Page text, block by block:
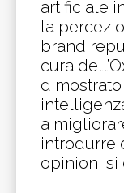
artificiale
la
brand
cura
a
introdurre
opinioni si